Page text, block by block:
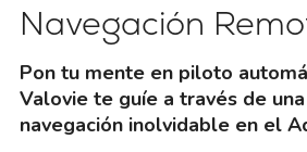
Navegación
Pon tu mente en piloto
Valovie te guíe a través de
navegación inolvidable en el